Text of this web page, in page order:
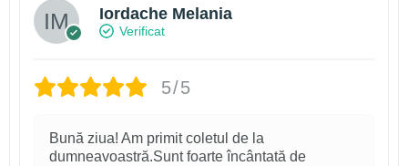
Iordache Melania
Verificat
5/5
Bună ziua! Am primit coletul de la
dumneavoastră.Sunt foarte încântată de